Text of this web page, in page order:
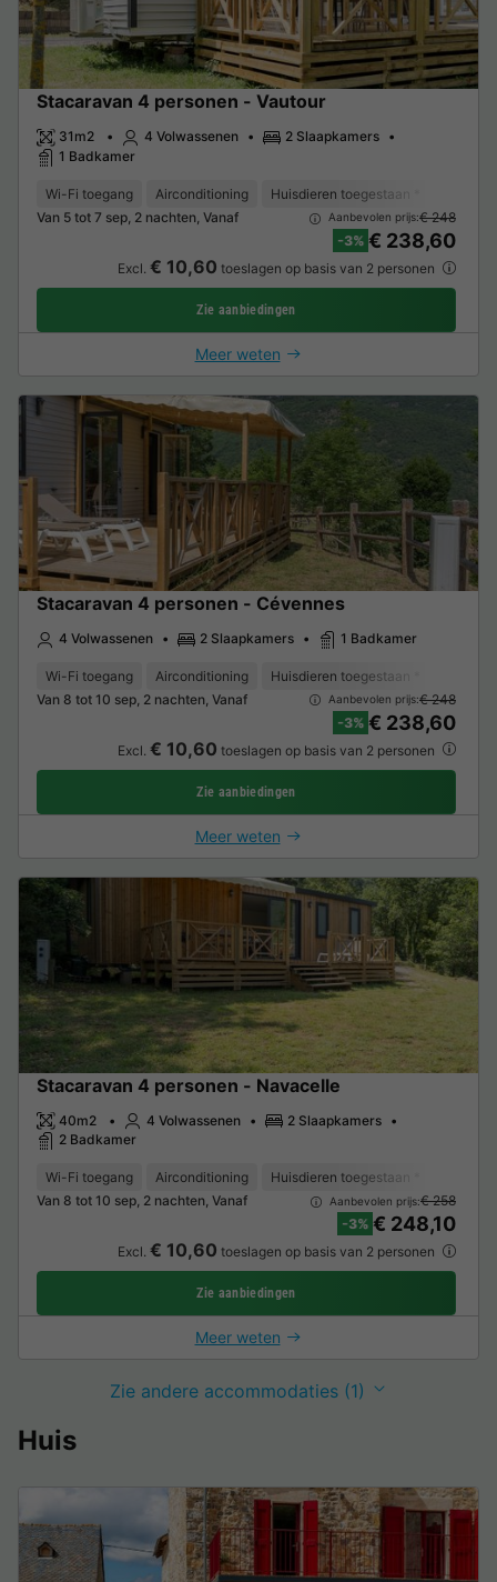
Stacaravan 4 personen - Vautour
31m2 4 Volwassenen
2 Slaapkamers
1 Badkamer
Wi-Fi toegang Airconditioning Huisdieren toegestaan *
Van 5 tot 7 sep, 2 nachten, Vanaf
Aanbevolen prijs:€ 248
-3% € 238,60
Excl. € 10,60 toeslagen op basis van 2 personen
Zie aanbiedingen
Meer weten
Stacaravan 4 personen - Cévennes
4 Volwassenen 2 Slaapkamers 1 Badkamer
Wi-Fi toegang Airconditioning Huisdieren toegestaan *
Van 8 tot 10 sep, 2 nachten, Vanaf
Aanbevolen prijs:€ 248
-3% € 238,60
Excl. € 10,60 toeslagen op basis van 2 personen
Zie aanbiedingen
Meer weten
Stacaravan 4 personen - Navacelle
40m2 4 Volwassenen
2 Slaapkamers
2 Badkamer
Wi-Fi toegang Airconditioning Huisdieren toegestaan *
Van 8 tot 10 sep, 2 nachten, Vanaf
Aanbevolen prijs:€ 258
-3% € 248,10
Excl. € 10,60 toeslagen op basis van 2 personen
Zie aanbiedingen
Meer weten
Zie andere accommodaties (1)
Huis